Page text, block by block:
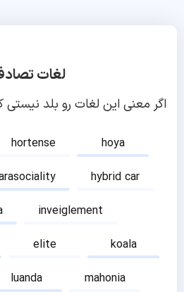
لغات
اگر معنی این لغات رو بلد
hortense
hoya
hybrid car
inveiglement
elite
koala
luanda
mahonia